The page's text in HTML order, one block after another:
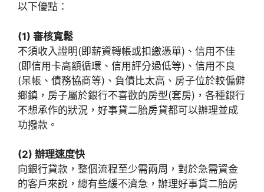
以下優點：
(1) 審核寬鬆
不須收入證明(即薪資轉帳或扣繳憑單)、信用不佳
(即信用卡高額循環、信用評分過低等)、信用不良
(呆帳、債務協商等)、負債比太高、房子位於較偏僻
鄉鎮，房子屬於銀行不喜歡的房型(套房)，各種銀行
不想承作的狀況，好事貸二胎房貸都可以辦理並成
功撥款。
(2) 辦理速度快
向銀行貸款，整個流程至少需兩周，對於急需資金
的客戶來說，總有些緩不濟急，辦理好事貸二胎房